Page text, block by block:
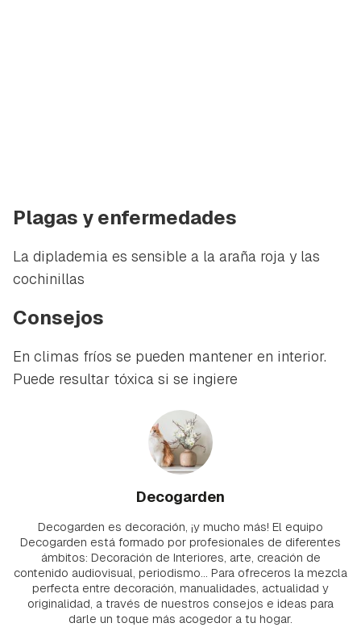
Plagas y enfermedades
La diplademia es sensible a la araña roja y las
cochinillas
Consejos
En climas fríos se pueden mantener en interior.
Puede resultar tóxica si se ingiere
Decogarden
Decogarden es decoración, ¡y mucho más! El equipo
Decogarden está formado por profesionales de diferentes
ámbitos: Decoración de Interiores, arte, creación de
contenido audiovisual, periodismo... Para ofreceros la mezcla
perfecta entre decoración, manualidades, actualidad y
originalidad, a través de nuestros consejos e ideas para
darle un toque más acogedor a tu hogar.